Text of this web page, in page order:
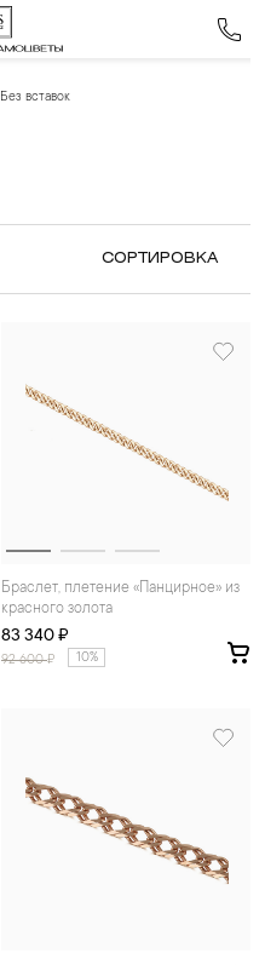
Без вставок
СОРТИРОВКА
Браслет, плетение «Панцирное» из
красного золота
83 340 ₽
92 600₽ 10%